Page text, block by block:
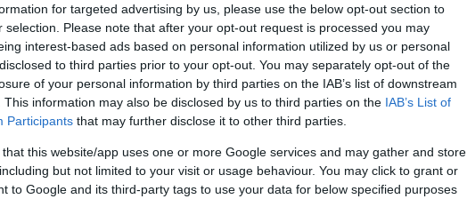
for targeted advertising by us, please use the below opt-out section to
selection. Please note that after your opt-out request is processed you may
interest-based ads based on personal information utilized by us or personal
to third parties prior to your opt-out. You may separately opt-out of the
of your personal information by third parties on the IAB’s list of downstream
This information may also be disclosed by us to third parties on the IAB’s List of
Participants that may further disclose it to other third parties.
that this website/app uses one or more Google services and may gather and store
but not limited to your visit or usage behaviour. You may click to grant or
to Google and its third-party tags to use your data for below specified purposes
2026: Πώς
αν